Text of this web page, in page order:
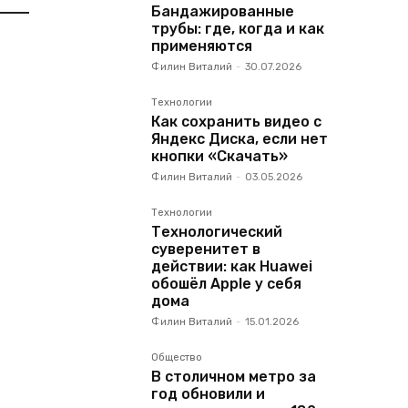
Бандажированные
трубы: где, когда и как
применяются
Филин Виталий - 30.07.2026
Технологии
Как сохранить видео с
Яндекс Диска, если нет
кнопки «Скачать»
Филин Виталий - 03.05.2026
Технологии
Технологический
суверенитет в
действии: как Huawei
обошёл Apple у себя
дома
Филин Виталий - 15.01.2026
Общество
В столичном метро за
год обновили и